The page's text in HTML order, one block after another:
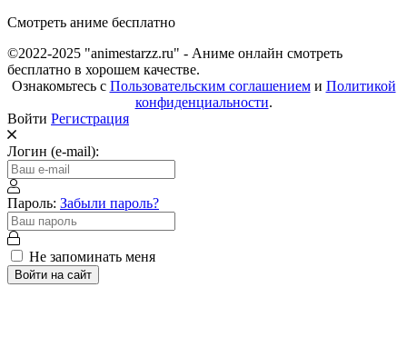
Смотреть аниме бесплатно
©2022-2025 "animestarzz.ru" - Аниме онлайн смотреть
бесплатно в хорошем качестве.
Ознакомьтесь с Пользовательским соглашениеми Политикой
конфиденциальности.
Войти Регистрация
Логин (e-mail):
Пароль: Забыли пароль?
Не запоминать меня
Войти на сайт